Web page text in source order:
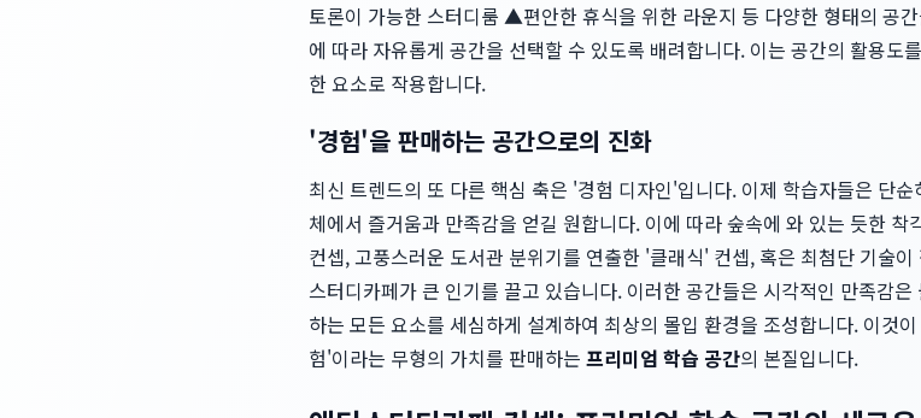
토론이 가능한 스터디룸 ▲편안한 휴식을 위한 라운지 등 다양한 형태의 공
에 따라 자유롭게 공간을 선택할 수 있도록 배려합니다. 이는 공간의 활용도
한 요소로 작용합니다.
'경험'을 판매하는 공간으로의 진화
최신 트렌드의 또 다른 핵심 축은 '경험 디자인'입니다. 이제 학습자들은 단
체에서 즐거움과 만족감을 얻길 원합니다. 이에 따라 숲속에 와 있는 듯한
컨셉, 고풍스러운 도서관 분위기를 연출한 '클래식' 컨셉, 혹은 최첨단 기술
스터디카페가 큰 인기를 끌고 있습니다. 이러한 공간들은 시각적인 만족감
하는 모든 요소를 세심하게 설계하여 최상의 몰입 환경을 조성합니다. 이것
험'이라는 무형의 가치를 판매하는 프리미엄 학습 공간의 본질입니다.